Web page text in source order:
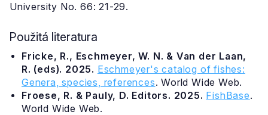
University No. 66: 21-29.
Použitá literatura
Fricke, R., Eschmeyer, W. N. & Van der Laan,
R. (eds). 2025. Eschmeyer's catalog of fishes:
Genera, species, references. World Wide Web.
Froese, R. & Pauly, D. Editors. 2025. FishBase.
World Wide Web.